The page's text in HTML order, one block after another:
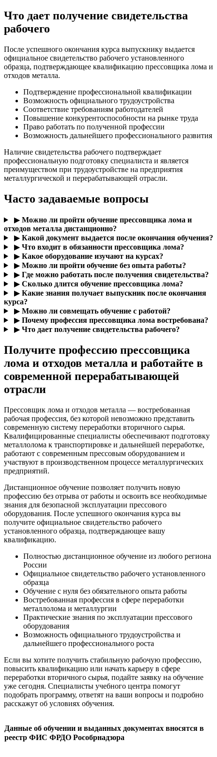
Что дает получение свидетельства
рабочего
После успешного окончания курса выпускнику выдается
официальное свидетельство рабочего установленного
образца, подтверждающее квалификацию прессовщика лома и
отходов металла.
Подтверждение профессиональной квалификации
Возможность официального трудоустройства
Соответствие требованиям работодателей
Повышение конкурентоспособности на рынке труда
Право работать по полученной профессии
Возможность дальнейшего профессионального развития
Наличие свидетельства рабочего подтверждает
профессиональную подготовку специалиста и является
преимуществом при трудоустройстве на предприятия
металлургической и перерабатывающей отрасли.
Часто задаваемые вопросы
▶ Можно ли пройти обучение прессовщика лома и
отходов металла дистанционно?
▶ Какой документ выдается после окончания обучения?
▶ Что входит в обязанности прессовщика лома?
▶ Какое оборудование изучают на курсах?
▶ Можно ли пройти обучение без опыта работы?
▶ Где можно работать после получения свидетельства?
▶ Сколько длится обучение прессовщика лома?
▶ Какие знания получает выпускник после окончания
курса?
▶ Можно ли совмещать обучение с работой?
▶ Почему профессия прессовщика лома востребована?
▶ Что дает получение свидетельства рабочего?
Получите профессию прессовщика
лома и отходов металла и работайте в
современной перерабатывающей
отрасли
Прессовщик лома и отходов металла — востребованная
рабочая профессия, без которой невозможно представить
современную систему переработки вторичного сырья.
Квалифицированные специалисты обеспечивают подготовку
металлолома к транспортировке и дальнейшей переработке,
работают с современным прессовым оборудованием и
участвуют в производственном процессе металлургических
предприятий.
Дистанционное обучение позволяет получить новую
профессию без отрыва от работы и освоить все необходимые
знания для безопасной эксплуатации прессового
оборудования. После успешного окончания курса вы
получите официальное свидетельство рабочего
установленного образца, подтверждающее вашу
квалификацию.
Полностью дистанционное обучение из любого региона
России
Официальное свидетельство рабочего установленного
образца
Обучение с нуля без обязательного опыта работы
Востребованная профессия в сфере переработки
металлолома и металлургии
Практические знания по эксплуатации прессового
оборудования
Возможность официального трудоустройства и
дальнейшего профессионального роста
Если вы хотите получить стабильную рабочую профессию,
повысить квалификацию или начать карьеру в сфере
переработки вторичного сырья, подайте заявку на обучение
уже сегодня. Специалисты учебного центра помогут
подобрать программу, ответят на ваши вопросы и подробно
расскажут об условиях обучения.
Данные об обучении и выданных документах вносятся в
реестр ФИС ФРДО Рособрнадзора